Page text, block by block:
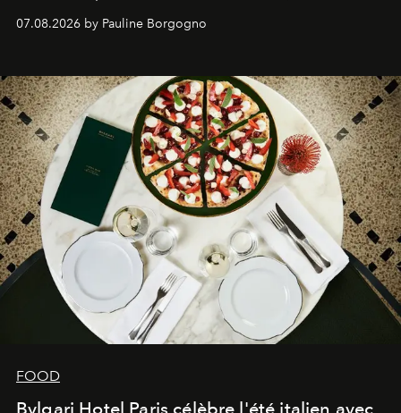
expertise se rencontrent.
07.08.2026 by Pauline Borgogno
FOOD